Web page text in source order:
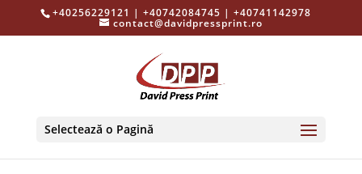
+40256229121 | +40742084745 | +40741142978
contact@davidpressprint.ro
Selectează o Pagină